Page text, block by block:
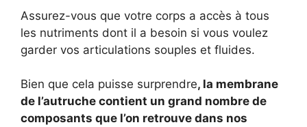
Assurez-vous que votre corps a accès à tous
les nutriments dont il a besoin si vous voulez
garder vos articulations souples et fluides.
Bien que cela puisse surprendre, la membrane
de l’autruche contient un grand nombre de
composants que l’on retrouve dans nos